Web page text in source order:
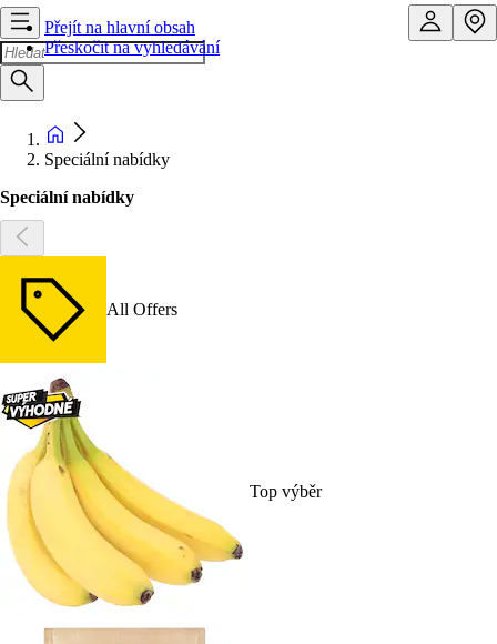
Přejít na hlavní obsah
Přeskočit na vyhledávání
Speciální nabídky
Speciální nabídky
All Offers
Top výběr